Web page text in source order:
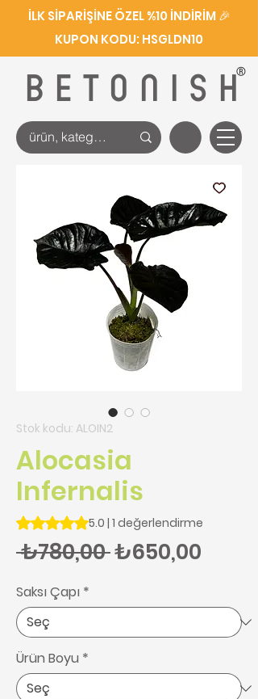
BETONISH
®
İLK SİPARİŞİNE ÖZEL %10 İNDİRİM 🎉
KUPON KODU: HSGLDN10
Stok kodu: ALOIN2
Alocasia
Infernalis
1 değerlendirmeye göre beş yıldız
5.0 | 1 değerlendirme
₺780,00 Normal Fiyat
₺650,00
Saksı Çapı *
Ürün Boyu *